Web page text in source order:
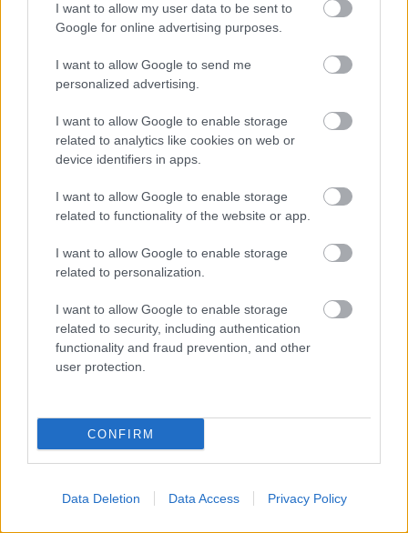
I want to allow my user data to be sent to
Google for online advertising purposes.
I want to allow Google to send me
personalized advertising.
I want to allow Google to enable storage
related to analytics like cookies on web or
device identifiers in apps.
I want to allow Google to enable storage
related to functionality of the website or app.
I want to allow Google to enable storage
related to personalization.
I want to allow Google to enable storage
related to security, including authentication
functionality and fraud prevention, and other
user protection.
CONFIRM
Data Deletion Data Access Privacy Policy
Μάθε πρώτος όλες τις σημαντικές
Βάλε το proson.gr στα αποτελέσματα
αναζήτησης της Google
Δημοφιλείς Ειδήσεις
ΑΣΕΠ: Αυτές είναι οι δύο επόμενες
προκηρύξεις «μαμούθ» (με μόρια)
Μόνιμοι στο υπουργείο Εξωτερικών
ΔΥΠΑ: 1.000 προσλήψεις με μισθό έως